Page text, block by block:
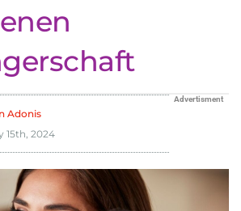
Advertisment
Adonis
15th, 2024